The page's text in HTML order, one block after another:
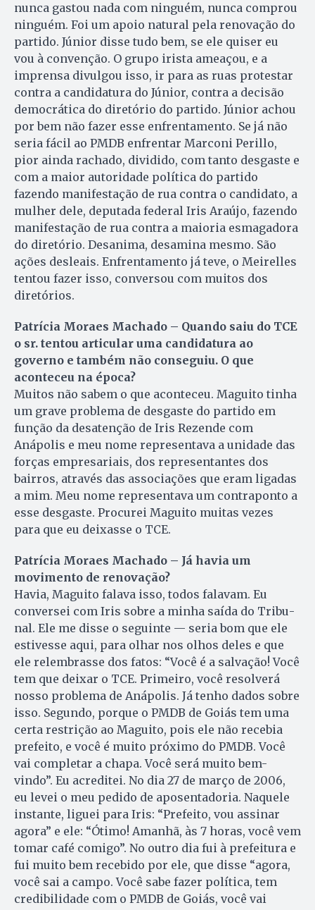
nunca gastou nada com ninguém, nunca comprou
ninguém. Foi um apoio natural pela renovação do
partido. Júnior disse tudo bem, se ele quiser eu
vou à convenção. O gru­po irista ameaçou, e a
imprensa di­vulgou isso, ir para as ruas protestar
contra a candidatura do Júnior, contra a decisão
democrática do diretório do partido. Júnior achou
por bem não fazer esse enfrentamento. Se já não
seria fácil ao PMDB en­fren­tar Marconi Perillo,
pior ainda ra­chado, dividido, com tanto desgaste e
com a maior autoridade política do partido
fazendo manifestação de rua contra o candidato, a
mulher dele, deputada federal Iris Araújo, fazendo
manifestação de rua contra a maioria esmagadora
do diretório. Desanima, desamina mes­mo. São
ações desleais. Enfren­tamento já teve, o Meirelles
tentou fazer isso, con­versou com muitos dos
diretórios.
Patrícia Moraes Machado – Quando saiu do TCE
o sr. tentou articular uma candidatura ao
governo e também não conseguiu. O que
aconteceu na época?
Muitos não sabem o que aconteceu. Maguito tinha
um grave problema de desgaste do partido em
função da desatenção de Iris Rezende com
Anápolis e meu nome representava a unidade das
forças empresariais, dos representantes dos
bairros, através das associações que eram ligadas
a mim. Meu nome representava um contraponto a
esse desgaste. Procurei Maguito muitas vezes
para que eu deixasse o TCE.
Patrícia Moraes Machado – Já havia um
movimento de renovação?
Havia, Maguito falava isso, todos falavam. Eu
conversei com Iris sobre a minha saída do Tribu­
nal. Ele me disse o seguinte — se­ria bom que ele
estivesse aqui, para olhar nos olhos deles e que
ele relembrasse dos fatos: “Você é a salvação! Você
tem que deixar o TCE. Primeiro, você resolverá
nosso problema de Anápolis. Já tenho dados sobre
isso. Segundo, porque o PMDB de Goiás tem uma
certa restrição ao Maguito, pois ele não recebia
prefeito, e você é muito próximo do PMDB. Você
vai completar a chapa. Você será muito bem-
vindo”. Eu acreditei. No dia 27 de março de 2006,
eu levei o meu pedido de aposentadoria. Naquele
instante, liguei para Iris: “Prefeito, vou assinar
agora” e ele: “Ótimo! Amanhã, às 7 horas, você vem
tomar café co­mi­go”. No outro dia fui à prefeitura e
fui muito bem recebido por ele, que disse “agora,
você sai a cam­po. Você sabe fazer política, tem
credibilidade com o PMDB de Goiás, você vai